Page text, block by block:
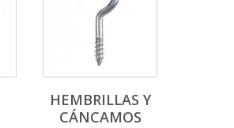
HEMBRILLAS Y
CÁNCAMOS